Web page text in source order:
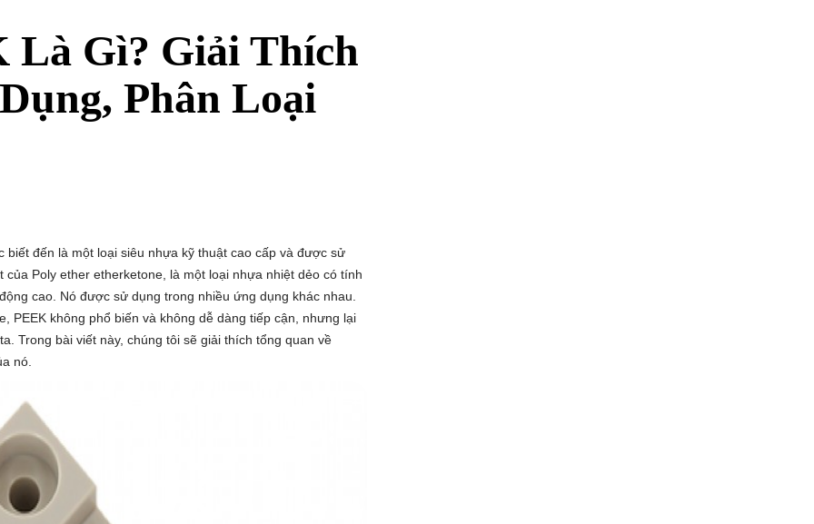
Là Gì? Giải Thích
Phân Loại
đến là một loại siêu nhựa kỹ thuật cao cấp và được sử
Poly ether etherketone, là một loại nhựa nhiệt dẻo có tính
cao. Nó được sử dụng trong nhiều ứng dụng khác nhau.
PEEK không phổ biến và không dễ dàng tiếp cận, nhưng lại
Trong bài viết này, chúng tôi sẽ giải thích tổng quan về
nó.